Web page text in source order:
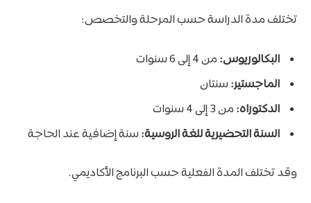
تختلف مدة الدراسة حسب المرحلة والتخصص:
البكالوريوس: من 4 إلى 6 سنوات
الماجستير: سنتان
الدكتوراه: من 3 إلى 4 سنوات
السنة التحضيرية للغة الروسية: سنة إضافية عند الحاجة
وقد تختلف المدة الفعلية حسب البرنامج الأكاديمي.